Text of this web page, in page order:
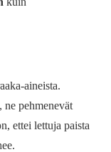
aineista.
ne pehmenevät
ettei lettuja paista